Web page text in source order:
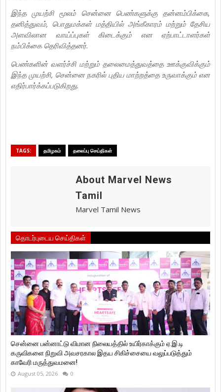
இந்த முயற்சி மூலம் சென்னை பெண்களுக்கு தன்னம்பிக்கை,
தனித்துவம், பொதுமக்கள் மத்தியில் அங்கீகாரம் மற்றும் தேசிய
அளவிலான வாய்ப்புகள் கிடைக்கும் என ஏற்பாட்டாளர்கள்
நம்பிக்கை தெரிவித்தனர்.
பெண்களின் வளர்ச்சி மற்றும் தலைமைத்துவத்தை ஊக்குவிக்கும்
இந்த முயற்சி, சென்னை நகரில் புதிய மாற்றத்தை உருவாக்கும் என
எதிர்பார்க்கப்படுகிறது.
TAGS: தமிழகம் தலைப்பு செய்திகள்
About Marvel News
Tamil
Marvel Tamil News
தொடர்புடைய செய்திகள்
சென்னை பன்னாட்டு விமான நிலையத்தில் உயிர்காக்கும் ஏ.இ.டி
கருவிகளை நிறுவி அவசரகால இதய சிகிச்சையை வலுப்படுத்தும்
காவேரி மருத்துவமனை!
August 05, 2026 0